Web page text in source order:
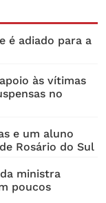
é adiado para a
às vítimas
no
e um aluno
Rosário do Sul
ministra
poucos